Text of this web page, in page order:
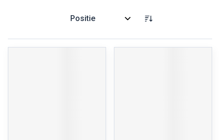
Sorteer op: